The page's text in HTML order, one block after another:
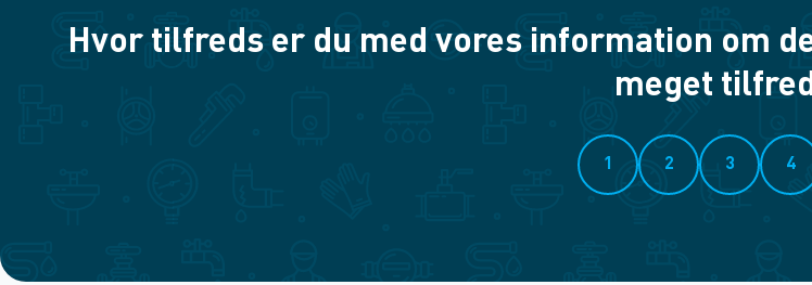
Hvor tilfreds er du med vores information om
meget
1 2 3 4